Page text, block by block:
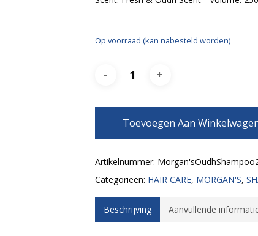
Op voorraad (kan nabesteld worden)
Toevoegen Aan
Artikelnummer:
Categorieën: HAIR CARE, MORGAN'S,
Beschrijving Aanvullende